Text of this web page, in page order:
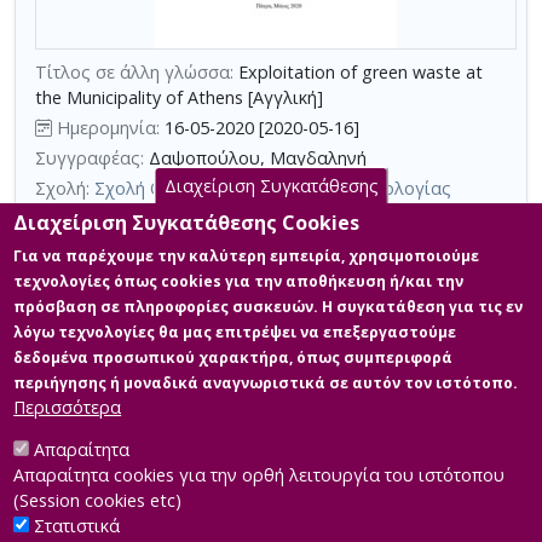
χρήση
επιπλέον
κριτηρίων
αναζήτησης
Τίτλος σε άλλη γλώσσα: Exploitation of green waste at
the Municipality of Athens [Αγγλική]
Ημερομηνία: 16-05-2020 [2020-05-16]
Συγγραφέας: Δαψοπούλου, Μαγδαληνή
Σχολή: Σχολή Θετικών Επιστημών και Τεχνολογίας
Τμήμα: Διαχείριση Αποβλήτων (ΔΙΑ)
Περίληψη (Abstract):
Τα φυτικά υπολείμματα καταλαμβάνουν ένα
ουσιώδες ποσοστό της αστικής βιομάζας, ανήκουν στην
κατηγορία των βιοαποβλήτων και αποτελούν ένα σημαντικό
κλάσμα των Αστικών Στερεών Αποβλήτων. Ο Δήμος Αθηναίων ως
ένας από τους μεγαλύτερους Δήμους της Ελλάδας και
πρωτεύουσα της χώρας, παράγει σημαντικές ποσότητες
φυτικών υπολειμμάτων, οι οποίες προέρχονται από
κηποτεχνικές εργασίες δημόσιων και ιδιωτικών χ...
Διαχείριση Συγκατάθεσης
Διαχείριση Συγκατάθεσης Cookies
Για να παρέχουμε την καλύτερη εμπειρία, χρησιμοποιούμε
τεχνολογίες όπως cookies για την αποθήκευση ή/και την
πρόσβαση σε πληροφορίες συσκευών. Η συγκατάθεση για τις εν
λόγω τεχνολογίες θα μας επιτρέψει να επεξεργαστούμε
δεδομένα προσωπικού χαρακτήρα, όπως συμπεριφορά
περιήγησης ή μοναδικά αναγνωριστικά σε αυτόν τον ιστότοπο.
Περισσότερα
Απαραίτητα
Απαραίτητα cookies για την ορθή λειτουργία του ιστότοπου
(Session cookies etc)
Στατιστικά